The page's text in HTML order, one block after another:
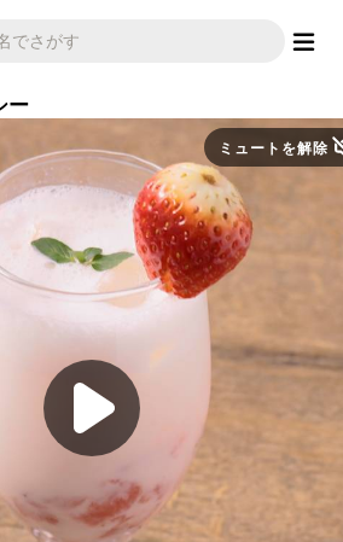
ー
ミュートを解除